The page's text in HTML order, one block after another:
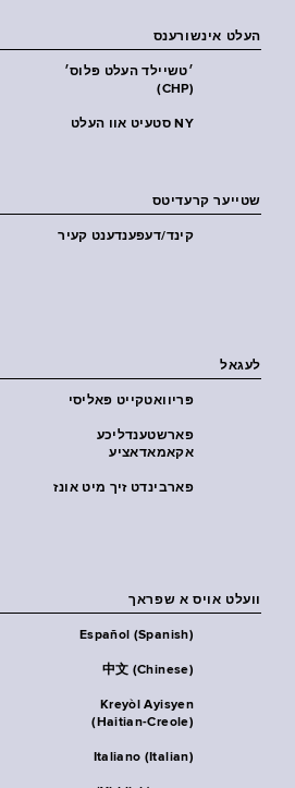
העלט אינשורענס
׳טשיילד העלט פּלוס׳
(CHP)
NY סטעיט אוו העלט
שטייער קרעדיטס
קינד/דעפענדענט קעיר
לעגאל
פּריוואטקייט פּאליסי
פארשטענדליכע
אקאמאדאציע
פארבינדט זיך מיט אונז
וועלט אויס א שפראך
Español (Spanish)
中文 (Chinese)
Kreyòl Ayisyen
(Haitian-Creole)
Italiano (Italian)